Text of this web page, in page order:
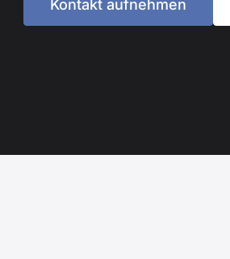
Kontakt aufnehmen